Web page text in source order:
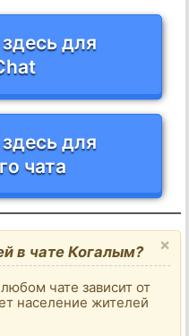
для
для
чата
×
в чате Когалым?
чате зависит от
население жителей